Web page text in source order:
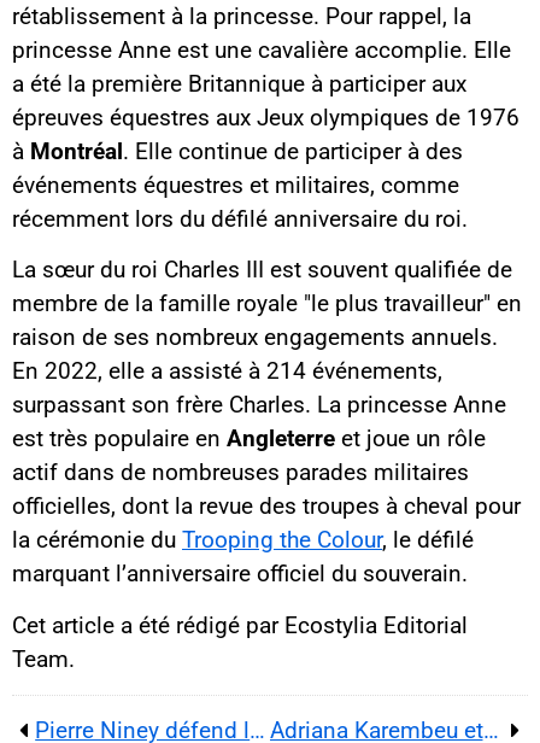
rétablissement à la princesse. Pour rappel, la
princesse Anne est une cavalière accomplie. Elle
a été la première Britannique à participer aux
épreuves équestres aux Jeux olympiques de 1976
à Montréal. Elle continue de participer à des
événements équestres et militaires, comme
récemment lors du défilé anniversaire du roi.
La sœur du roi Charles III est souvent qualifiée de
membre de la famille royale "le plus travailleur" en
raison de ses nombreux engagements annuels.
En 2022, elle a assisté à 214 événements,
surpassant son frère Charles. La princesse Anne
est très populaire en Angleterre et joue un rôle
actif dans de nombreuses parades militaires
officielles, dont la revue des troupes à cheval pour
la cérémonie du Trooping the Colour, le défilé
marquant l’anniversaire officiel du souverain.
Cet article a été rédigé par Ecostylia Editorial
Team.
Pierre Niney défend le droit des artistes à s’engager et plaide pour la sauvegarde des services publics Adriana Karembeu et Marc Lavoine : être heureux d’être deux